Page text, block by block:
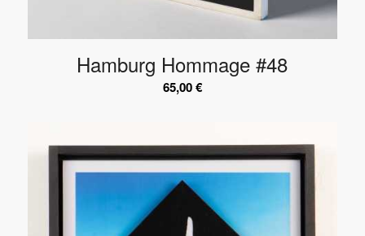
Hamburg Hommage #48
65,00€